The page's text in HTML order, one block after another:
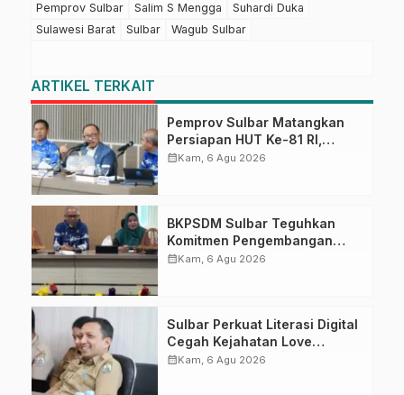
Pemprov Sulbar
Salim S Mengga
Suhardi Duka
Sulawesi Barat
Sulbar Wagub Sulbar
ARTIKEL TERKAIT
Pemprov Sulbar Matangkan
Persiapan HUT Ke-81 RI,
Puncak Upacara di Lapangan
calendar_monthKam, 6 Agu 2026
BKPSDM Sulbar Teguhkan
Komitmen Pengembangan
Kompetensi ASN melalui
calendar_monthKam, 6 Agu 2026
Sulbar Perkuat Literasi Digital
Cegah Kejahatan Love
Scamming
calendar_monthKam, 6 Agu 2026